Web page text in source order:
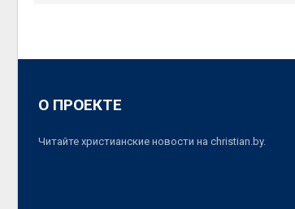
О ПРОЕКТЕ
Читайте христианские новости на christian.by.